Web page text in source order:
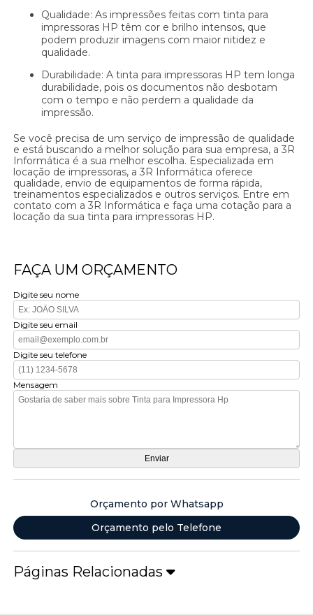
Qualidade: As impressões feitas com tinta para
impressoras HP têm cor e brilho intensos, que
podem produzir imagens com maior nitidez e
qualidade.
Durabilidade: A tinta para impressoras HP tem longa
durabilidade, pois os documentos não desbotam
com o tempo e não perdem a qualidade da
impressão.
Se você precisa de um serviço de impressão de qualidade
e está buscando a melhor solução para sua empresa, a 3R
Informática é a sua melhor escolha. Especializada em
locação de impressoras, a 3R Informática oferece
qualidade, envio de equipamentos de forma rápida,
treinamentos especializados e outros serviços. Entre em
contato com a 3R Informática e faça uma cotação para a
locação da sua tinta para impressoras HP.
FAÇA UM ORÇAMENTO
Digite seu nome
Digite seu email
Digite seu telefone
Mensagem
Orçamento por Whatsapp
Orçamento pelo Telefone
Páginas Relacionadas